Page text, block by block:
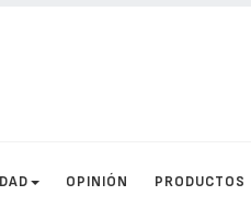
OPINIÓN PRODUCTOS